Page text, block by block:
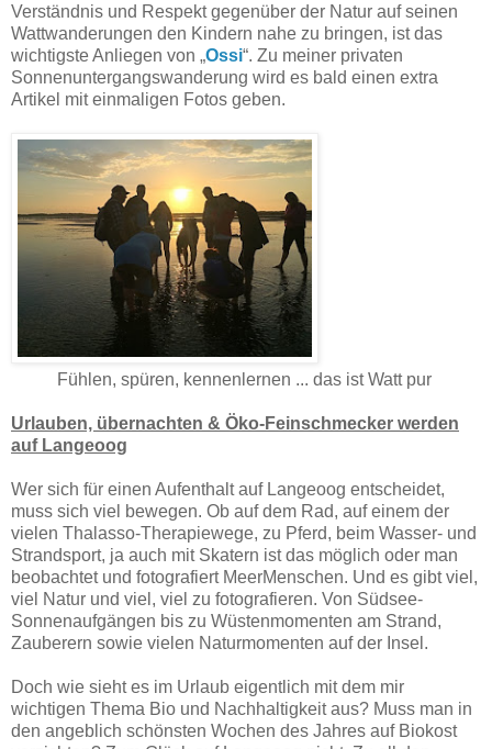
Verständnis und Respekt gegenüber der Natur auf seinen
Wattwanderungen den Kindern nahe zu bringen, ist das
wichtigste Anliegen von „Ossi“. Zu meiner privaten
Sonnenuntergangswanderung wird es bald einen extra
Artikel mit einmaligen Fotos geben.
Fühlen, spüren, kennenlernen ... das ist Watt pur
Urlauben, übernachten & Öko-Feinschmecker werden
auf Langeoog
Wer sich für einen Aufenthalt auf Langeoog entscheidet,
muss sich viel bewegen. Ob auf dem Rad, auf einem der
vielen Thalasso-Therapiewege, zu Pferd, beim Wasser- und
Strandsport, ja auch mit Skatern ist das möglich oder man
beobachtet und fotografiert MeerMenschen. Und es gibt viel,
viel Natur und viel, viel zu fotografieren. Von Südsee-
Sonnenaufgängen bis zu Wüstenmomenten am Strand,
Zauberern sowie vielen Naturmomenten auf der Insel.
Doch wie sieht es im Urlaub eigentlich mit dem mir
wichtigen Thema Bio und Nachhaltigkeit aus? Muss man in
den angeblich schönsten Wochen des Jahres auf Biokost